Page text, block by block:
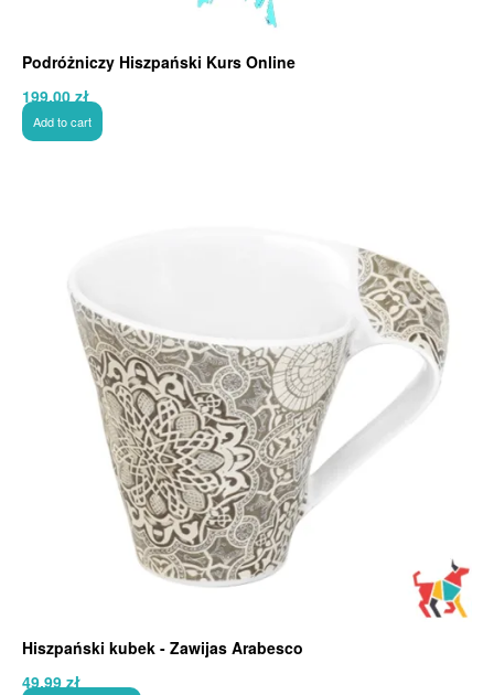
Podróżniczy Hiszpański Kurs Online
199,00zł
Add to cart
Hiszpański kubek - Zawijas Arabesco
49,99zł